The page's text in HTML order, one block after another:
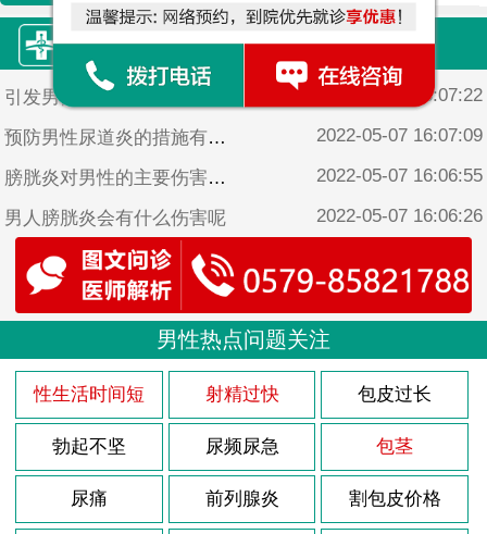
康源·热门文章
引发男性尿道炎的原因 2022-05-07 16:07:22
预防男性尿道炎的措施有哪些 2022-05-07 16:07:09
膀胱炎对男性的主要伤害是什么 2022-05-07 16:06:55
男人膀胱炎会有什么伤害呢 2022-05-07 16:06:26
龟头炎预防护理要怎么做
男性热点问题关注
性生活时间短 射精过快 包皮过长
勃起不坚 尿频尿急 包茎
尿痛 前列腺炎 割包皮价格